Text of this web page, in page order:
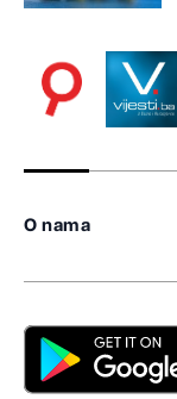
O nama